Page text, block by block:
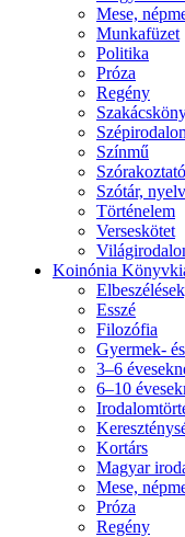
Mese,
Munkafüzet
Politika
Próza
Regény
Színmű
Szótár,
Történelem
Verseskötet
Koinónia
Esszé
Filozófia
Gyermek-
3–6
6–10
Kortárs
Magyar
Mese,
Próza
Regény